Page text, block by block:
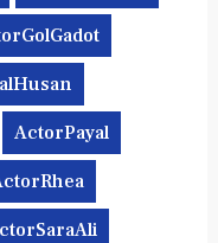
ActorPayal